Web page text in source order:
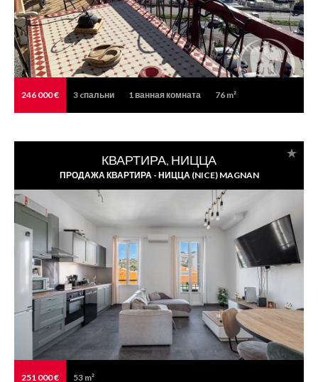
246 000 € 3 cпальни 1ванная комната 76 m²
КВАРТИРА, НИЦЦА
ПРОДАЖА КВАРТИРА - НИЦЦА (NICE) MAGNAN
251 000 € 53 m²